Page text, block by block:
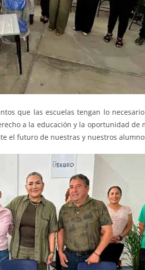
que las escuelas tengan lo
a la educación y la oportunidad de
el futuro de nuestras y nuestros